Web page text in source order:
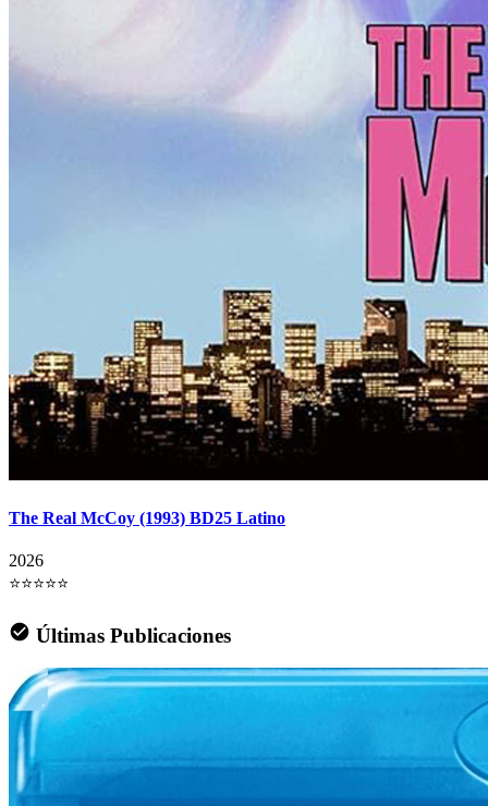
The Real McCoy (1993) BD25 Latino
2026
⭐⭐⭐⭐⭐
Últimas Publicaciones